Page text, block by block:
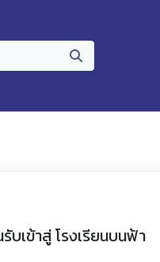
บเข้าสู่ โรงเรียนบนฟ้า